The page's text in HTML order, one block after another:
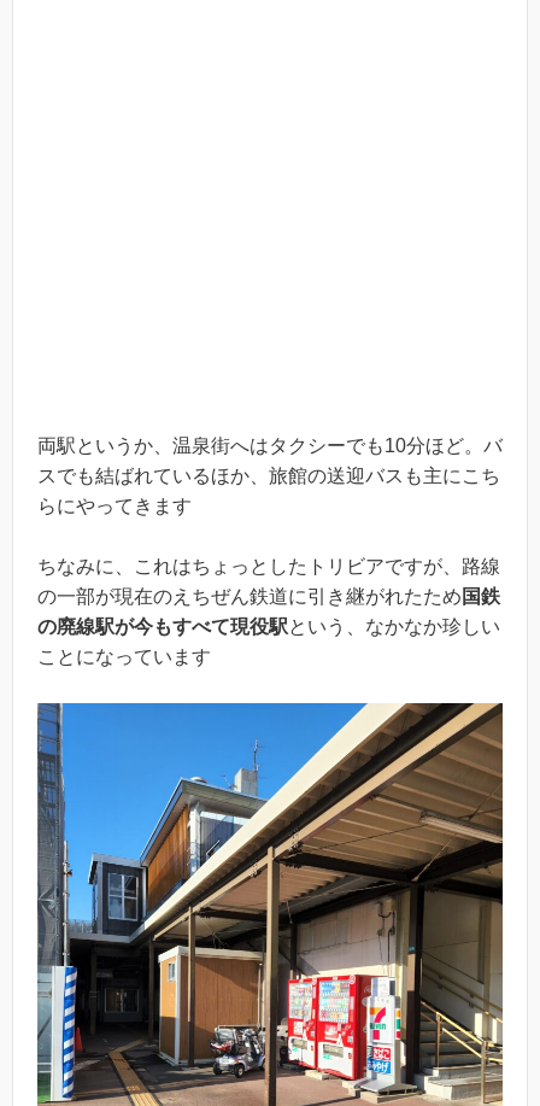
両駅というか、温泉街へはタクシーでも10分ほど。バ
スでも結ばれているほか、旅館の送迎バスも主にこち
らにやってきます
ちなみに、これはちょっとしたトリビアですが、路線
の一部が現在のえちぜん鉄道に引き継がれたため 国鉄
の廃線駅が今もすべて現役駅という、なかなか珍しい
ことになっています